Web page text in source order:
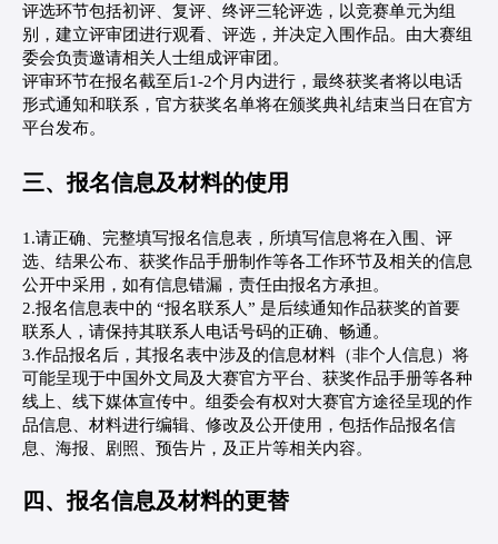
评选环节包括初评、复评、终评三轮评选，以竞赛单元为组
别，建立评审团进行观看、评选，并决定入围作品。由大赛组
委会负责邀请相关人士组成评审团。
评审环节在报名截至后1-2个月内进行，最终获奖者将以电话
形式通知和联系，官方获奖名单将在颁奖典礼结束当日在官方
平台发布。
三、报名信息及材料的使用
1.请正确、完整填写报名信息表，所填写信息将在入围、评
选、结果公布、获奖作品手册制作等各工作环节及相关的信息
公开中采用，如有信息错漏，责任由报名方承担。
2.报名信息表中的 “报名联系人” 是后续通知作品获奖的首要
联系人，请保持其联系人电话号码的正确、畅通。
3.作品报名后，其报名表中涉及的信息材料（非个人信息）将
可能呈现于中国外文局及大赛官方平台、获奖作品手册等各种
线上、线下媒体宣传中。组委会有权对大赛官方途径呈现的作
品信息、材料进行编辑、修改及公开使用，包括作品报名信
息、海报、剧照、预告片，及正片等相关内容。
四、报名信息及材料的更替